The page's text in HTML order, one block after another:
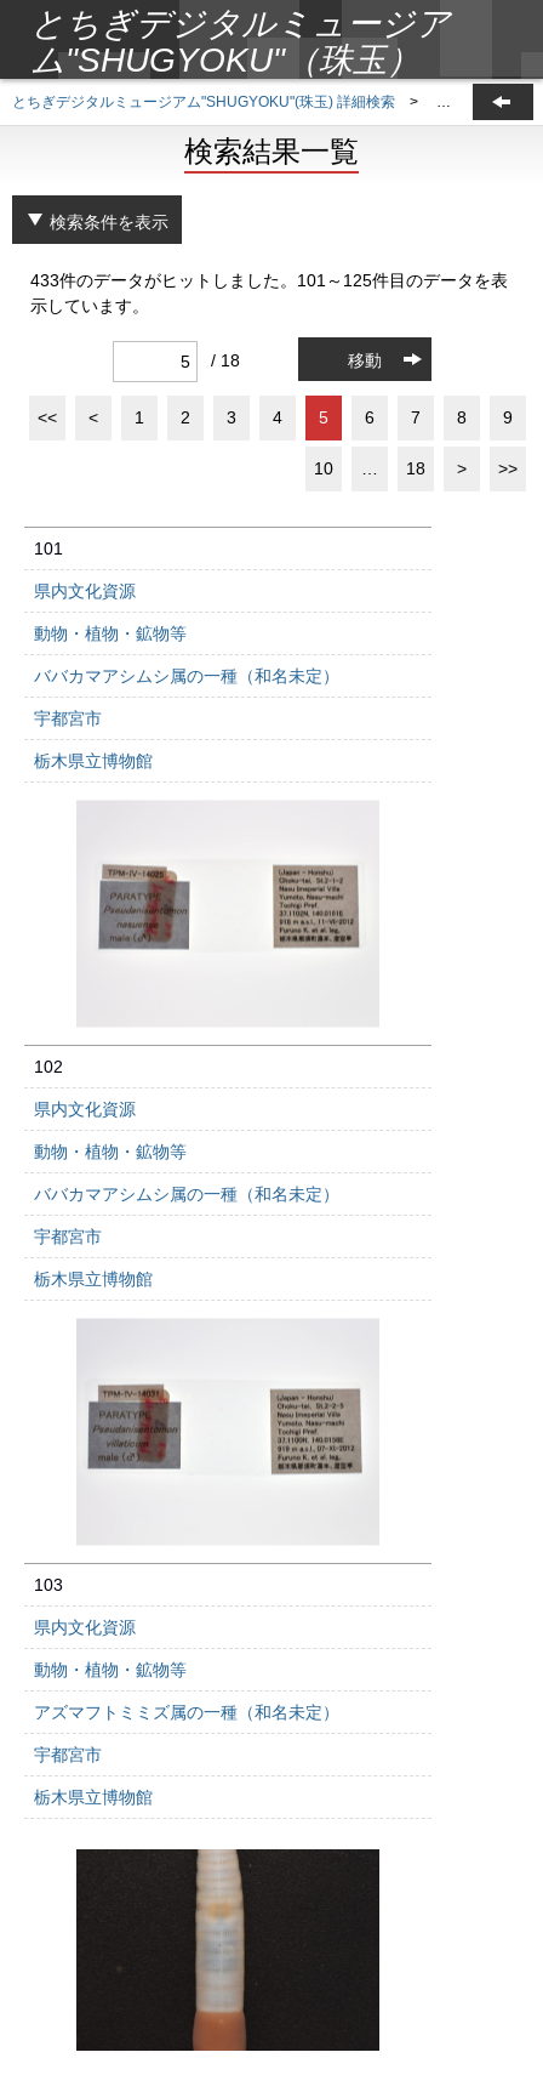
とちぎデジタルミュージア
ム"SHUGYOKU"（珠玉）
とちぎデジタルミュージアム"SHUGYOKU"(珠玉) 詳細検索 > 検索結果一覧
検索結果一覧
検索条件を表示
433件のデータがヒットしました。101～125件目のデータを表
示しています。
/ 18 移動
<< < 1 2 3 4 5 6 7 8 9
10 18 > >>
101
県内文化資源
動物・植物・鉱物等
ババカマアシムシ属の一種（和名未定）
宇都宮市
栃木県立博物館
102
県内文化資源
動物・植物・鉱物等
ババカマアシムシ属の一種（和名未定）
宇都宮市
栃木県立博物館
103
県内文化資源
動物・植物・鉱物等
アズマフトミミズ属の一種（和名未定）
宇都宮市
栃木県立博物館